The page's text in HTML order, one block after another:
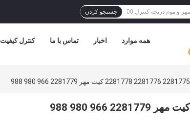
جستجو کردن
کنترل کیفیت تماس با ما اخبار همه موارد
2281775 2281776 2281778 کیت مهر 2281779 966 980 988